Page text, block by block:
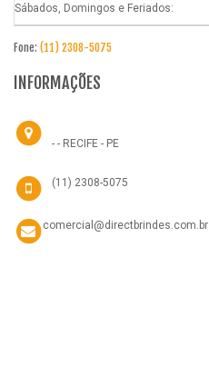
Sábados, Domingos e Feriados:
Fone: (11) 2308-5075
INFORMAÇÕES
- - RECIFE - PE
(11) 2308-5075
comercial@directbrindes.com.br